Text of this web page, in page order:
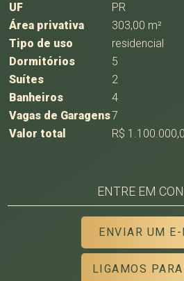
UF
PR
Área privativa
303,00 m²
Tipo de uso
residencial
Dormitórios
5
Suítes
2
Banheiros
4
Vagas de Garagens7
Valor total
R$
ENTRE EM
ENVIAR UM
LIGAMOS